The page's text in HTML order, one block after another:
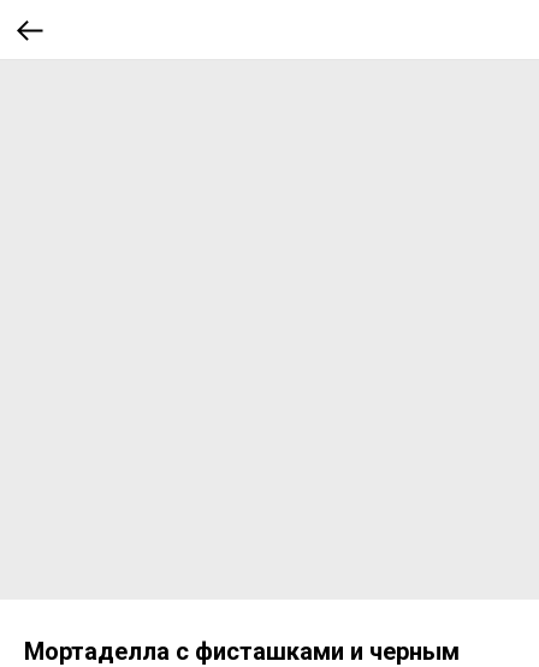
Мортаделла с фисташками и черным